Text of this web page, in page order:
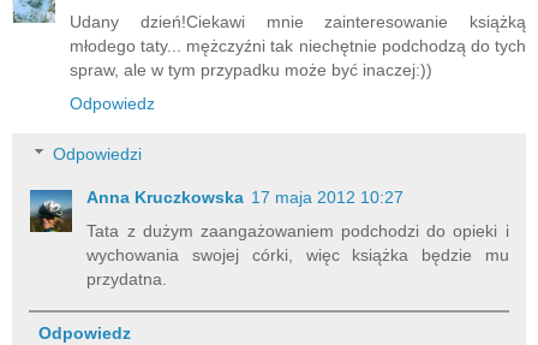
Udany dzień!Ciekawi mnie zainteresowanie książką
młodego taty... mężczyźni tak niechętnie podchodzą do tych
spraw, ale w tym przypadku może być inaczej:))
Odpowiedz
Odpowiedzi
Anna Kruczkowska 17 maja 2012 10:27
Tata z dużym zaangażowaniem podchodzi do opieki i
wychowania swojej córki, więc książka będzie mu
przydatna.
Odpowiedz